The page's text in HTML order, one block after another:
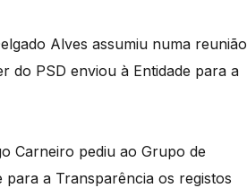
Alves assumiu numa reunião
do PSD enviou à Entidade para a
Carneiro pediu ao Grupo de
para a Transparência os registos